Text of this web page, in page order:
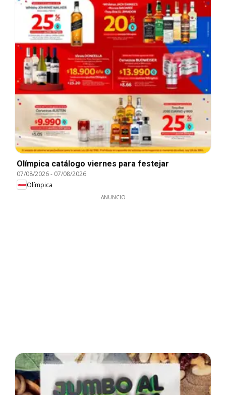
Olímpica catálogo viernes para festejar
07/08/2026- 07/08/2026
Olímpica
ANUNCIO